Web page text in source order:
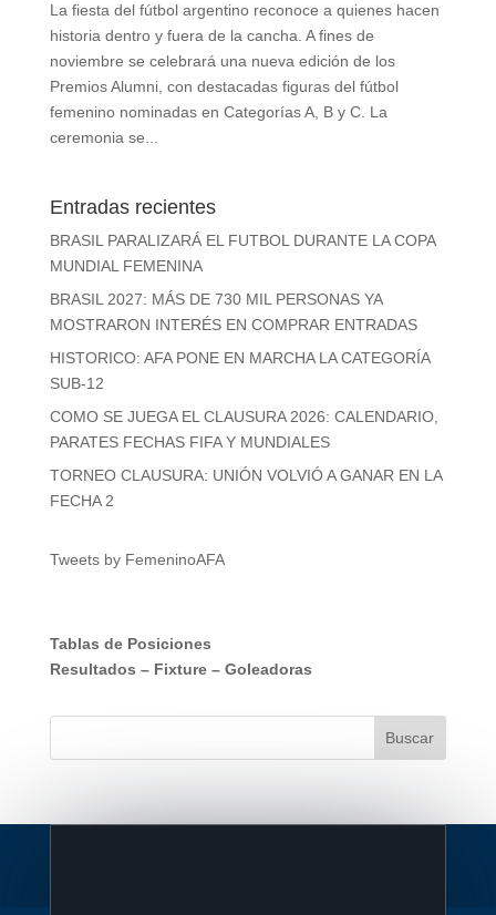
La fiesta del fútbol argentino reconoce a quienes hacen
historia dentro y fuera de la cancha. A fines de
noviembre se celebrará una nueva edición de los
Premios Alumni, con destacadas figuras del fútbol
femenino nominadas en Categorías A, B y C. La
ceremonia se...
Entradas recientes
BRASIL PARALIZARÁ EL FUTBOL DURANTE LA COPA
MUNDIAL FEMENINA
BRASIL 2027: MÁS DE 730 MIL PERSONAS YA
MOSTRARON INTERÉS EN COMPRAR ENTRADAS
HISTORICO: AFA PONE EN MARCHA LA CATEGORÍA
SUB-12
COMO SE JUEGA EL CLAUSURA 2026: CALENDARIO,
PARATES FECHAS FIFA Y MUNDIALES
TORNEO CLAUSURA: UNIÓN VOLVIÓ A GANAR EN LA
FECHA 2
Tweets by FemeninoAFA
Tablas de Posiciones
Resultados – Fixture– Goleadoras